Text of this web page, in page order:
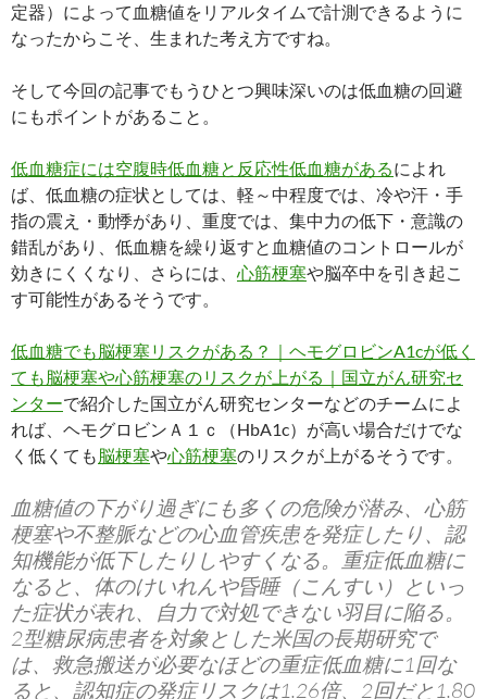
定器）によって血糖値をリアルタイムで計測できるように
なったからこそ、生まれた考え方ですね。
そして今回の記事でもうひとつ興味深いのは低血糖の回避
にもポイントがあること。
低血糖症には空腹時低血糖と反応性低血糖があるによれ
ば、低血糖の症状としては、軽～中程度では、冷や汗・手
指の震え・動悸があり、重度では、集中力の低下・意識の
錯乱があり、低血糖を繰り返すと血糖値のコントロールが
効きにくくなり、さらには、 心筋梗塞や脳卒中を引き起こ
す可能性があるそうです。
低血糖でも脳梗塞リスクがある？｜ヘモグロビンA1cが低く
ても脳梗塞や心筋梗塞のリスクが上がる｜国立がん研究セ
ンターで紹介した国立がん研究センターなどのチームによ
れば、ヘモグロビンＡ１ｃ（HbA1c）が高い場合だけでな
く低くても 脳梗塞や心筋梗塞のリスクが上がるそうです。
血糖値の下がり過ぎにも多くの危険が潜み、心筋
梗塞や不整脈などの心血管疾患を発症したり、認
知機能が低下したりしやすくなる。重症低血糖に
なると、体のけいれんや昏睡（こんすい）といっ
た症状が表れ、自力で対処できない羽目に陥る。
2型糖尿病患者を対象とした米国の長期研究で
は、救急搬送が必要なほどの重症低血糖に1回な
ると、認知症の発症リスクは1.26倍、2回だと1.80